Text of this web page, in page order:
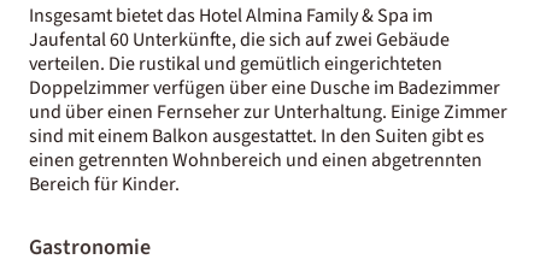
Insgesamt bietet das Hotel Almina Family & Spa im
Jaufental 60 Unterkünfte, die sich auf zwei Gebäude
verteilen. Die rustikal und gemütlich eingerichteten
Doppelzimmer verfügen über eine Dusche im Badezimmer
und über einen Fernseher zur Unterhaltung. Einige Zimmer
sind mit einem Balkon ausgestattet. In den Suiten gibt es
einen getrennten Wohnbereich und einen abgetrennten
Bereich für Kinder.
Gastronomie